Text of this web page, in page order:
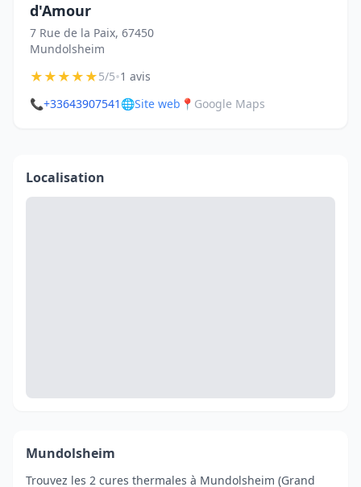
d'Amour
7 Rue de la Paix, 67450
Mundolsheim
★★★★★5/5•1 avis
📞+33643907541 🌐Site web 📍 Google Maps
Localisation
Mundolsheim
Trouvez les 2 cures thermales à Mundolsheim (Grand